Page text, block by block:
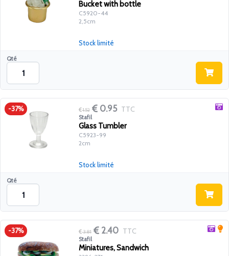
Bucket with bottle
C5920-44
2,5cm
Qté
Stock limité
-37% 1.52 0.95 TTC
Stafil
Glass Tumbler
C5923-99
2cm
Qté
Stock limité
-37% 3.81 2.40 TTC
Stafil
Miniatures, Sandwich